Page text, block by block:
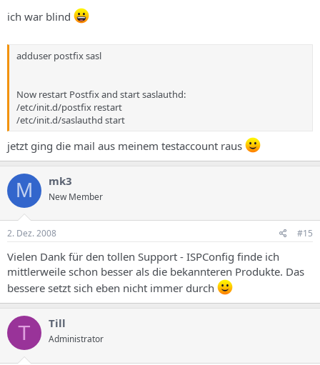
ich war blind
adduser postfix sasl
Now restart Postfix and start saslauthd:
/etc/init.d/postfix restart
/etc/init.d/saslauthd start
jetzt ging die mail aus meinem testaccount raus
M mk3
New Member
2. Dez. 2008 #15
Vielen Dank für den tollen Support - ISPConfig finde ich
mittlerweile schon besser als die bekannteren Produkte. Das
bessere setzt sich eben nicht immer durch
T Till
Administrator